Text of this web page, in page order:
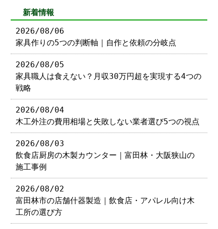
新着情報
2026/08/06
家具作りの5つの判断軸｜自作と依頼の分岐点
2026/08/05
家具職人は食えない？月収30万円超を実現する4つの
戦略
2026/08/04
木工外注の費用相場と失敗しない業者選び5つの視点
2026/08/03
飲食店厨房の木製カウンター｜富田林・大阪狭山の
施工事例
2026/08/02
富田林市の店舗什器製造｜飲食店・アパレル向け木
工所の選び方